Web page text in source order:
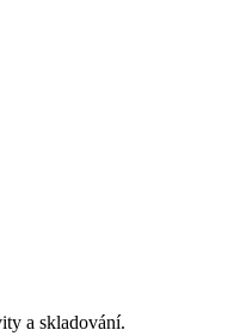
a skladování.